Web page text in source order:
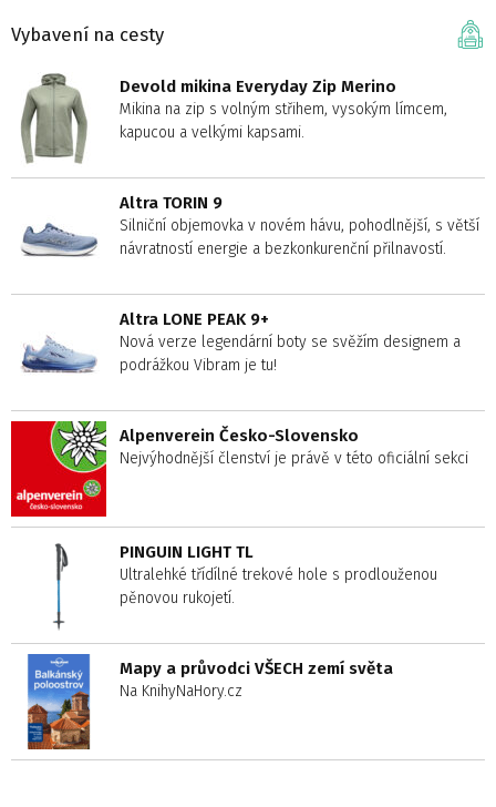
Vybavení na cesty
Devold mikina Everyday Zip Merino
Mikina na zip s volným střihem, vysokým límcem,
kapucou a velkými kapsami.
Altra TORIN 9
Silniční objemovka v novém hávu, pohodlnější, s větší
návratností energie a bezkonkurenční přilnavostí.
Altra LONE PEAK 9+
Nová verze legendární boty se svěžím designem a
podrážkou Vibram je tu!
Alpenverein Česko-Slovensko
Nejvýhodnější členství je právě v této oficiální sekci
PINGUIN LIGHT TL
Ultralehké třídílné trekové hole s prodlouženou
pěnovou rukojetí.
Mapy a průvodci VŠECH zemí světa
Na KnihyNaHory.cz